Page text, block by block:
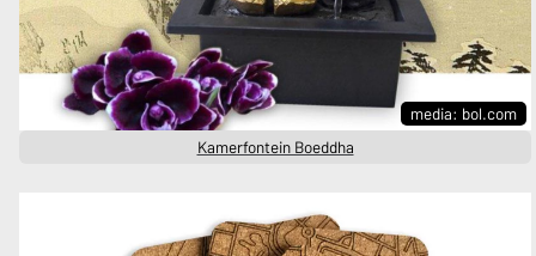
media: bol.com
Kamerfontein Boeddha